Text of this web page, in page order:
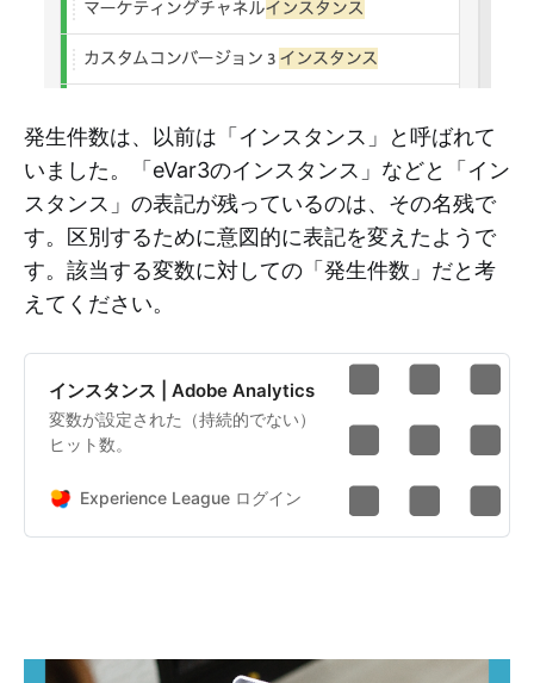
発生件数は、以前は「インスタンス」と呼ばれて
いました。「eVar3のインスタンス」などと「イン
スタンス」の表記が残っているのは、その名残で
す。区別するために意図的に表記を変えたようで
す。該当する変数に対しての「発生件数」だと考
えてください。
インスタンス | Adobe Analytics
変数が設定された（持続的でない）
ヒット数。
Experience League ログイン